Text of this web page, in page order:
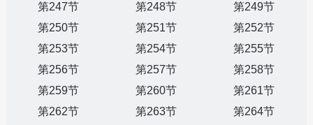
第247节
第248节
第249节
第250节
第251节
第252节
第253节
第254节
第255节
第256节
第257节
第258节
第259节
第260节
第261节
第262节
第263节
第264节